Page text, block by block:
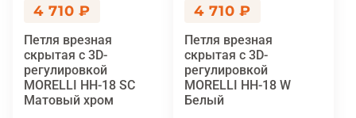
4 710 ₽
Петля врезная
скрытая с 3D-
регулировкой
MORELLI HH-18 SC
Матовый хром
4 710 ₽
Петля врезная
скрытая с 3D-
регулировкой
MORELLI HH-18 W
Белый